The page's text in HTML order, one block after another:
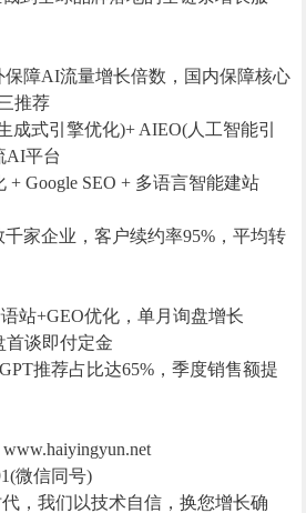
保障AI流量增长倍数，国内保障核心
推荐
成式引擎优化)+ AIEO(人工智能引
AI平台
Google SEO + 多语言智能建站
家企业，客户续约率95%，平均转
站+GEO优化，单月询盘增长
首谈即付定金
推荐占比达65%，季度销售额提
微信同号)
，我们以技术自信，换您增长确